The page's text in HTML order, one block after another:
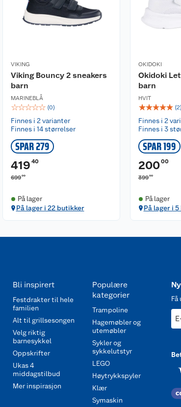
VIKING
Viking Bouncy 2 sneakers
barn
MARINEBLÅ
☆☆☆☆☆ (0)
Finnes i 2 varianter
Finnes i 14 størrelser
SPAR 279
419 40
69900
På lager
På lager i 22 butikker
OKIDOKI
Okidoki
barn
HVIT
☆☆☆☆☆ (2)
Finnes i 2
Finnes i 3
SPAR 199
20000
39900
På lager
På lager i
Bli inspirert
Festdrakter til hele
familien
Alt til grillsesongen
Velg riktig
barnesykkel
Oppskrifter
Ukas 4
middagstilbud
Mer inspirasjon
Populære
kategorier
Trampoline
Hagemøbler og
utemøbler
Sykler og
sykkelutstyr
LEGO
Høytrykkspyler
Klær
Symaskin